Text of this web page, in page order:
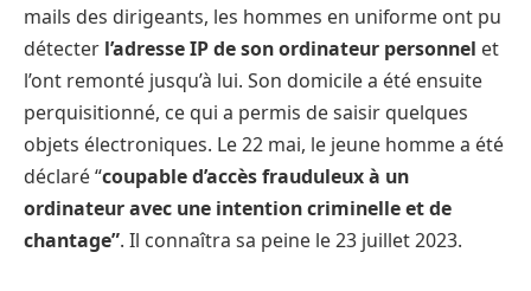
mails des dirigeants, les hommes en uniforme ont pu
détecter l’adresse IP de son ordinateur personnel et
l’ont remonté jusqu’à lui. Son domicile a été ensuite
perquisitionné, ce qui a permis de saisir quelques
objets électroniques. Le 22 mai, le jeune homme a été
déclaré “coupable d’accès frauduleux à un
ordinateur avec une intention criminelle et de
chantage”. Il connaîtra sa peine le 23 juillet 2023.